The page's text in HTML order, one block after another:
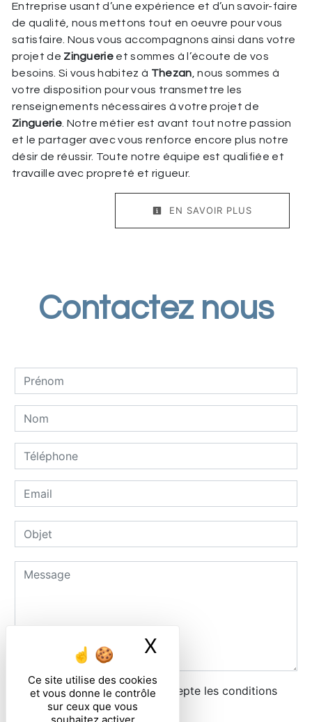
Ce site utilise des cookies
et vous donne le contrôle
sur ceux que vous
X
Entreprise usant d’une expérience et d’un savoir-faire
de qualité, nous mettons tout en oeuvre pour vous
satisfaire. Nous vous accompagnons ainsi dans votre
projet de Zinguerie et sommes à l’écoute de vos
besoins. Si vous habitez à Thezan, nous sommes à
votre disposition pour vous transmettre les
renseignements nécessaires à votre projet de
Zinguerie. Notre métier est avant tout notre passion
et le partager avec vous renforce encore plus notre
désir de réussir. Toute notre équipe est qualifiée et
travaille avec propreté et rigueur.
EN SAVOIR PLUS
Contactez nous
En cochant cette case, j'accepte les conditions
particulières ci-dessous **